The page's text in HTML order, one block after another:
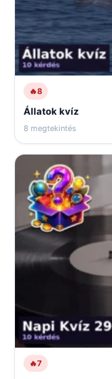
🔥8
Állatok kvíz
8 megtekintés
🔥7